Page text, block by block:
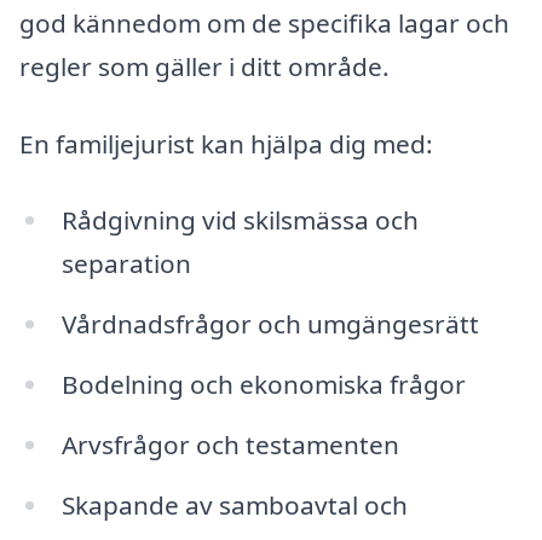
god kännedom om de specifika lagar och
regler som gäller i ditt område.
En familjejurist kan hjälpa dig med:
Rådgivning vid skilsmässa och
separation
Vårdnadsfrågor och umgängesrätt
Bodelning och ekonomiska frågor
Arvsfrågor och testamenten
Skapande av samboavtal och